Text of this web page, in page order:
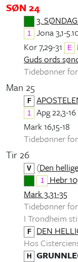
SØN 24
3.
1 Jona 3,1-
Kor 7,29-31
E
Guds ords
Tidebønner
Man 25
F
1 Apg 22,3-16
Mark 16,15-18
Tidebønner
Tir 26
V (Den
1 Hebr
Mark 3,31-35
Tidebønner
I Trondheim
F
DEN
Hos
H